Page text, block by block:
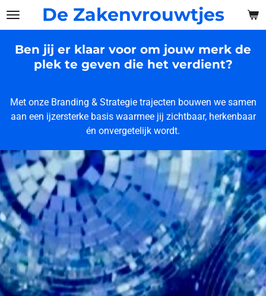
Ga
de
hoofdinhoud
De Zakenvrouwtjes
Ben jij er klaar voor om jouw merk de
plek te geven die het verdient?
Met onze Branding & Strategie trajecten bouwen we samen
aan een ijzersterke basis waarmee jij zichtbaar, herkenbaar
én onvergetelijk wordt.